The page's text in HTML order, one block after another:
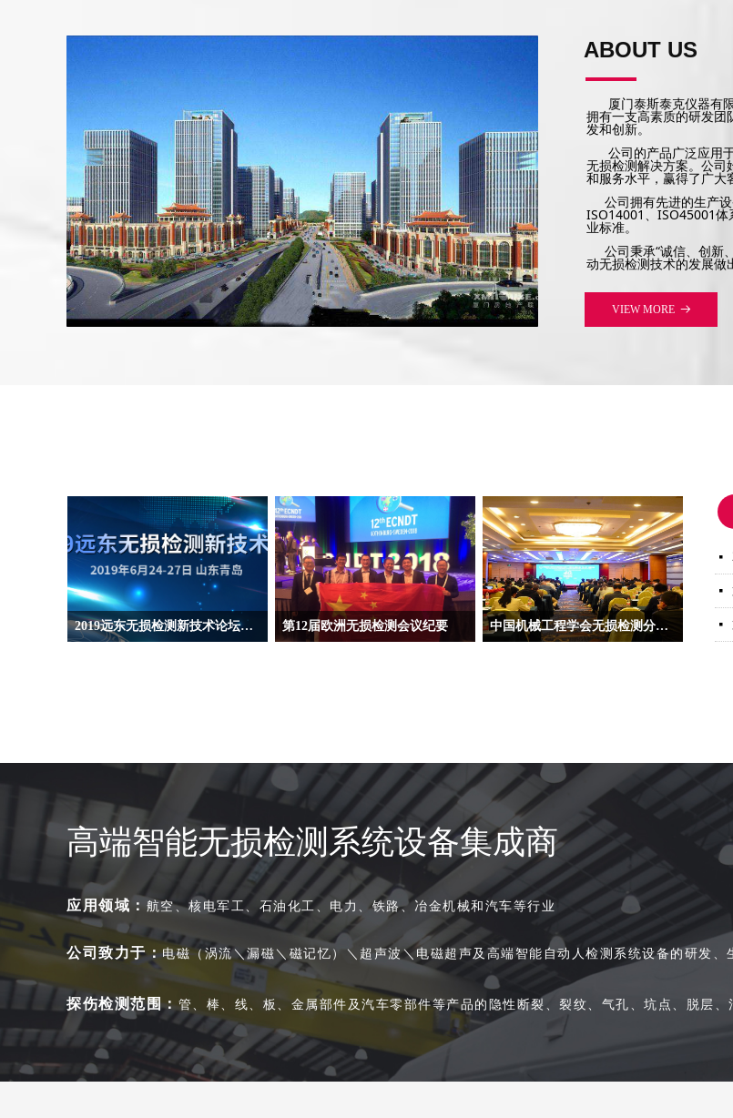
VIEW MORE 뀠
ABOUT US
厦门泰斯泰克仪器有限
拥有一支高素质的研发团
发和创新。
公司的产品广泛应用于
无损检测解决方案。公司
和服务水平，赢得了广大
公司拥有先进的生产设
ISO14001、ISO45001体
业标准。
公司秉承“诚信、创新
动无损检测技术的发展做
넷
넷
넷
2019远东无损检测新技术论坛征文启事 第12届欧洲无损检测会议纪要 中国机械工程学会无损检测分会第十一届年会暨 第三届“百人奖”授奖大会 第二十三届中国国际质量控制与测试工业设备展览会纪要
应用领域： 航空、核电军工、石油化工、电力、铁路、冶金机械和汽车等行业
公司致力于：电磁（涡流＼漏磁＼磁记忆）＼超声波＼电磁超声及高端智能自动人检测系统设备的研发、
探伤检测范围：管、棒、线、板、金属部件及汽车零部件等产品的隐性断裂、裂纹、气孔、坑点、脱层
高端智能无损检测系统设备集成商